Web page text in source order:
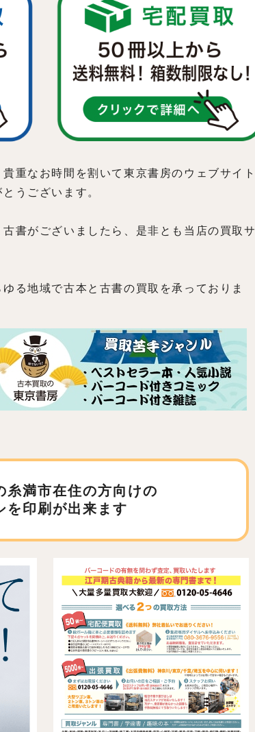
重なお時間を割いて東京書房のウェブサイト
うございます。
書がございましたら、是非とも当店の買取サ
る地域で古本と古書の買取を承っておりま
糸満市在住の方向けの
を印刷が出来ます